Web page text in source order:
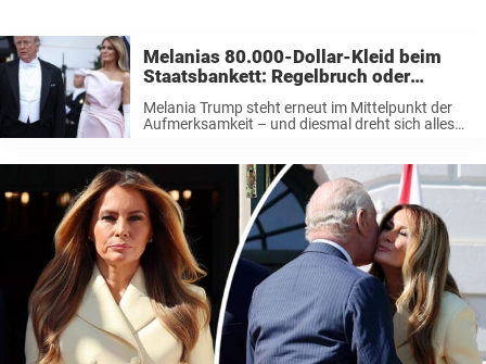
Melanias 80.000-Dollar-Kleid beim
Staatsbankett: Regelbruch oder
mutige Modewahl?
Melania Trump steht erneut im Mittelpunkt der
Aufmerksamkeit – und diesmal dreht sich alles
zu Ehren von König Charles III. und Königin
Camilla ...